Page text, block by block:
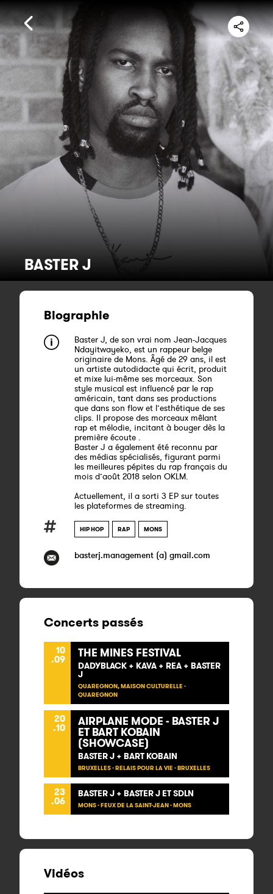
BASTER J
Biographie
Baster J, de son vrai nom Jean-Jacques
Ndayitwayeko, est un rappeur belge
originaire de Mons. Âgé de 29 ans, il est
un artiste autodidacte qui écrit, produit
et mixe lui-même ses morceaux. Son
style musical est influencé par le rap
américain, tant dans ses productions
que dans son flow et l’esthétique de ses
clips. Il propose des morceaux mêlant
rap et mélodie, incitant à bouger dès la
première écoute .
Baster J a également été reconnu par
des médias spécialisés, figurant parmi
les meilleures pépites du rap français du
mois d’août 2018 selon OKLM.
Actuellement, il a sorti 3 EP sur toutes
les plateformes de streaming.
HIP HOP RAP MONS
basterj.management (a) gmail.com
Concerts passés
10
.09 THE MINES FESTIVAL
DADYBLACK + KAVA + REA + BASTER
J
QUAREGNON, MAISON CULTURELLE -
QUAREGNON
20
.10 AIRPLANE MODE - BASTER J
ET BART KOBAIN
(SHOWCASE)
BASTER J + BART KOBAIN
BRUXELLES - RELAIS POUR LA VIE - BRUXELLES
23
.06
BASTER J + BASTER J ET SDLN
MONS - FEUX DE LA SAINT-JEAN - MONS
Vidéos